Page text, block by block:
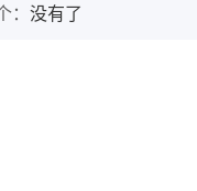
：没有了